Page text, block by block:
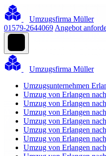
Umzugsfirma Müller
01579-2644069 Angebot
Umzugsfirma Müller
Umzugsunternehmen
Umzug von Erlangen
Umzug von Erlangen
Umzug von Erlangen
Umzug von Erlangen
Umzug von Erlangen
Umzug von Erlangen
Umzug von Erlangen